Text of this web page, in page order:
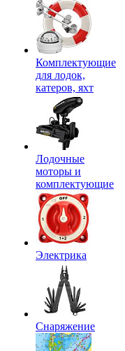
Комплектующие
для лодок,
катеров, яхт
Лодочные
моторы и
комплектующие
Электрика
Снаряжение